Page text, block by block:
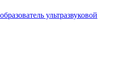
ультразвуковой